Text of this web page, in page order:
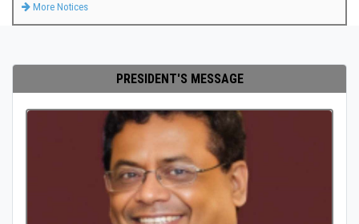
More Notices
PRESIDENT'S MESSAGE